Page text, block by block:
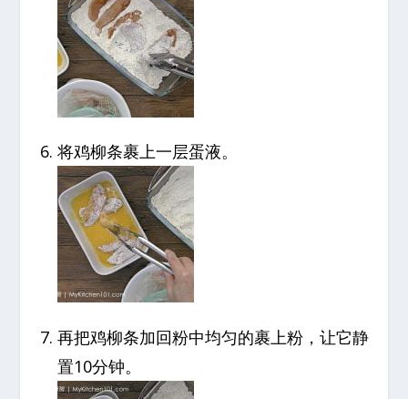
将鸡柳条裹上一层蛋液。
再把鸡柳条加回粉中均匀的裹上粉，让它静
置10分钟。